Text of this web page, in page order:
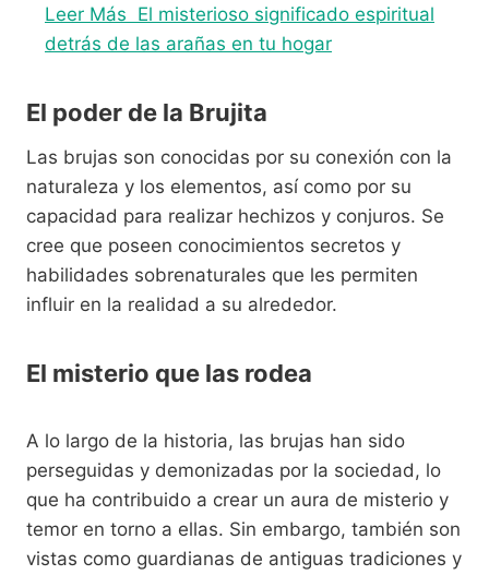
Leer Más El misterioso significado espiritual
detrás de las arañas en tu hogar
El poder de la Brujita
Las brujas son conocidas por su conexión con la
naturaleza y los elementos, así como por su
capacidad para realizar hechizos y conjuros. Se
cree que poseen conocimientos secretos y
habilidades sobrenaturales que les permiten
influir en la realidad a su alrededor.
El misterio que las rodea
A lo largo de la historia, las brujas han sido
perseguidas y demonizadas por la sociedad, lo
que ha contribuido a crear un aura de misterio y
temor en torno a ellas. Sin embargo, también son
vistas como guardianas de antiguas tradiciones y